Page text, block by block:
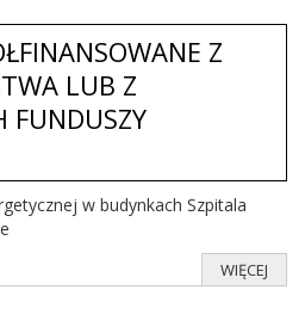
Z
LUB Z
FUNDUSZY
w budynkach Szpitala
WIĘCEJ